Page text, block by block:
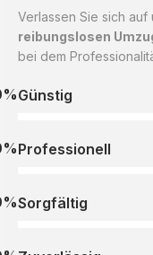
Verlassen Sie sich
reibungslosen
bei dem
Günstig
Professionell
Sorgfältig